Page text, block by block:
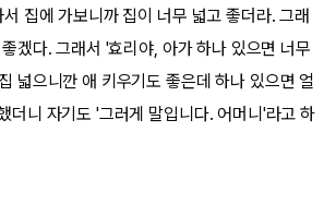
집에 가보니까 집이 너무 넓고 좋더라. 그래
겠다. 그래서 '효리야, 아가 하나 있으면 너무
넓으니깐 애 키우기도 좋은데 하나 있으면 얼
더니 자기도 '그러게 말입니다. 어머니'라고 하